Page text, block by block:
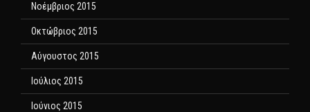
Νοέμβριος 2015
Οκτώβριος 2015
Αύγουστος 2015
Ιούλιος 2015
Ιούνιος 2015